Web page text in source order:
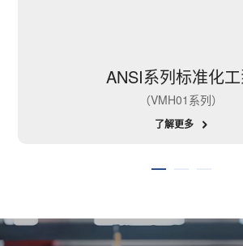
ANSI系列标准化
（VMH01系列）
了解更多